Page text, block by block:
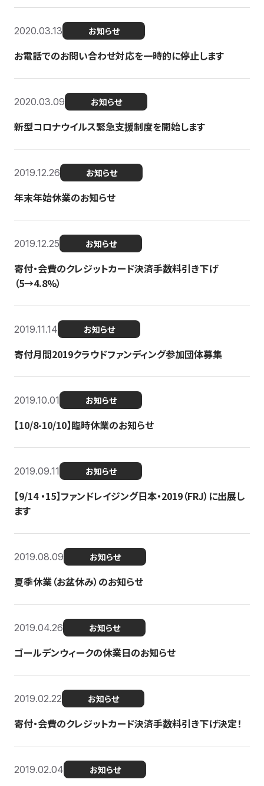
2020.03.13 お知らせ
お電話でのお問い合わせ対応を一時的に停止します
2020.03.09 お知らせ
新型コロナウイルス緊急支援制度を開始します
2019.12.26 お知らせ
年末年始休業のお知らせ
2019.12.25 お知らせ
寄付・会費のクレジットカード決済手数料引き下げ
（5→4.8%）
2019.11.14 お知らせ
寄付月間2019クラウドファンディング参加団体募集
2019.10.01 お知らせ
【10/8-10/10】臨時休業のお知らせ
2019.09.11 お知らせ
【9/14 ・15】ファンドレイジング日本・2019（FRJ）に出展し
ます
2019.08.09 お知らせ
夏季休業（お盆休み）のお知らせ
2019.04.26 お知らせ
ゴールデンウィークの休業日のお知らせ
2019.02.22 お知らせ
寄付・会費のクレジットカード決済手数料引き下げ決定！
2019.02.04 お知らせ